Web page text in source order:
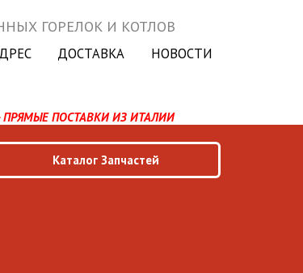
ГОРЕЛОК И КОТЛОВ
ДОСТАВКА НОВОСТИ
ПОСТАВКИ ИЗ ИТАЛИИ
Каталог Запчастей